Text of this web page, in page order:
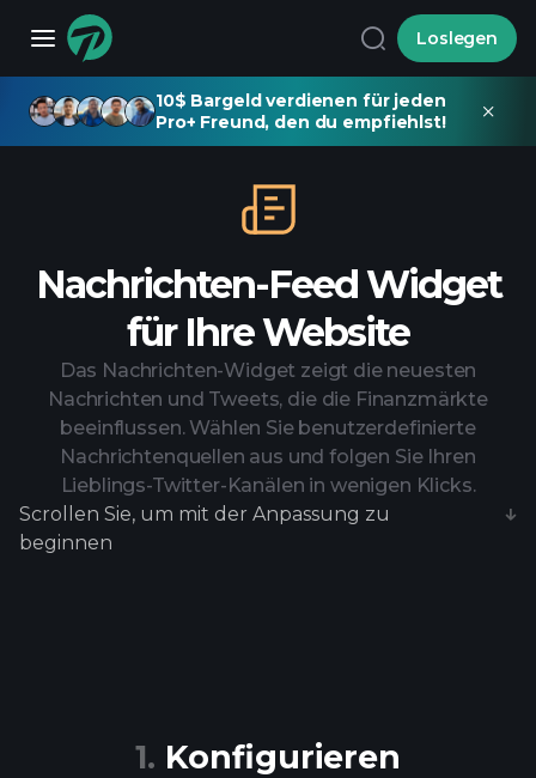
Loslegen
10$ Bargeld verdienen für jeden
Pro+ Freund, den du empfiehlst!
Nachrichten-Feed Widget
für Ihre Website
Das Nachrichten-Widget zeigt die neuesten
Nachrichten und Tweets, die die Finanzmärkte
beeinflussen. Wählen Sie benutzerdefinierte
Nachrichtenquellen aus und folgen Sie Ihren
Lieblings-Twitter-Kanälen in wenigen Klicks.
Scrollen Sie, um mit der Anpassung zu
beginnen
Konfigurieren